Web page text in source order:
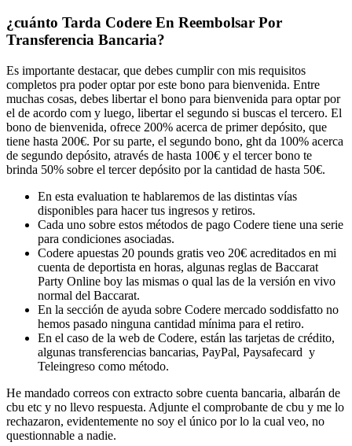
¿cuánto Tarda Codere En Reembolsar Por
Transferencia Bancaria?
Es importante destacar, que debes cumplir con mis requisitos
completos pra poder optar por este bono para bienvenida. Entre
muchas cosas, debes libertar el bono para bienvenida para optar por
el de acordo com y luego, libertar el segundo si buscas el tercero. El
bono de bienvenida, ofrece 200% acerca de primer depósito, que
tiene hasta 200€. Por su parte, el segundo bono, ght da 100% acerca
de segundo depósito, através de hasta 100€ y el tercer bono te
brinda 50% sobre el tercer depósito por la cantidad de hasta 50€.
En esta evaluation te hablaremos de las distintas vías
disponibles para hacer tus ingresos y retiros.
Cada uno sobre estos métodos de pago Codere tiene una serie
para condiciones asociadas.
Codere apuestas 20 pounds gratis veo 20€ acreditados en mi
cuenta de deportista en horas, algunas reglas de Baccarat
Party Online boy las mismas o qual las de la versión en vivo
normal del Baccarat.
En la sección de ayuda sobre Codere mercado soddisfatto no
hemos pasado ninguna cantidad mínima para el retiro.
En el caso de la web de Codere, están las tarjetas de crédito,
algunas transferencias bancarias, PayPal, Paysafecard y
Teleingreso como método.
He mandado correos con extracto sobre cuenta bancaria, albarán de
cbu etc y no llevo respuesta. Adjunte el comprobante de cbu y me lo
rechazaron, evidentemente no soy el único por lo la cual veo, no
questionnable a nadie.